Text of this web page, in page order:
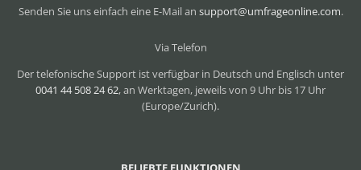
Senden Sie uns einfach eine E-Mail an support@umfrageonline.com.
Via Telefon
Der telefonische Support ist verfügbar in Deutsch und Englisch unter
0041 44 508 24 62, an Werktagen, jeweils von 9 Uhr bis 17 Uhr
(Europe/Zurich).